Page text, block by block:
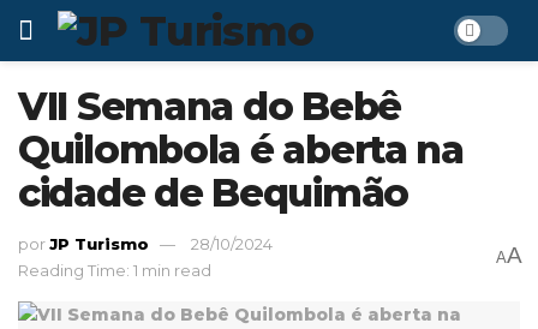
VII Semana do Bebê
Quilombola é aberta na
cidade de Bequimão
porJP Turismo
28/10/2024
Reading Time: 1 min read
AA